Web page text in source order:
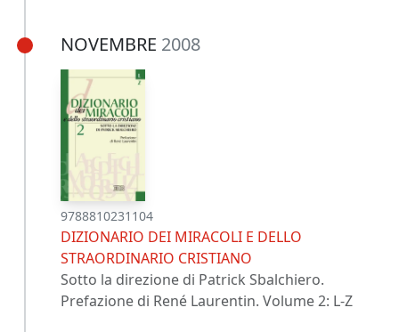
NOVEMBRE 2008
9788810231104
DIZIONARIO DEI MIRACOLI E DELLO
STRAORDINARIO CRISTIANO
Sotto la direzione di Patrick Sbalchiero.
Prefazione di René Laurentin. Volume 2: L-Z